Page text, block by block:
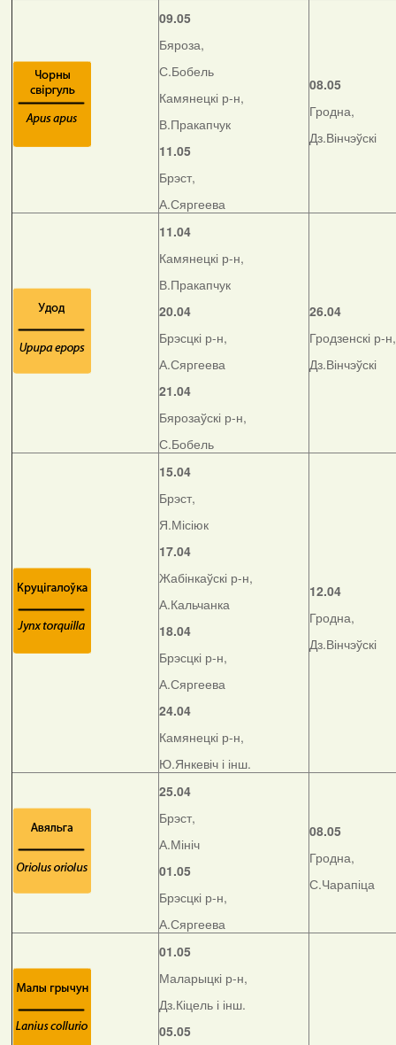
09.05
Бяроза,
С.Бобель
Камянецкі р-н,
В.Пракапчук
11.05
Брэст,
А.Сяргеева
08.05
Гродна,
Дз.Вінчэўскі
11.04
Камянецкі р-н,
В.Пракапчук
20.04
Брэсцкі р-н,
А.Сяргеева
21.04
Бярозаўскі р-н,
С.Бобель
26.04
Гродзенскі р-н,
Дз.Вінчэўскі
15.04
Брэст,
Я.Місіюк
17.04
Жабінкаўскі р-н,
А.Кальчанка
18.04
Брэсцкі р-н,
А.Сяргеева
24.04
Камянецкі р-н,
Ю.Янкевіч і інш.
12.04
Гродна,
Дз.Вінчэўскі
25.04
Брэст,
А.Мініч
01.05
Брэсцкі р-н,
А.Сяргеева
08.05
Гродна,
С.Чарапіца
01.05
Маларыцкі р-н,
Дз.Кіцель і інш.
05.05